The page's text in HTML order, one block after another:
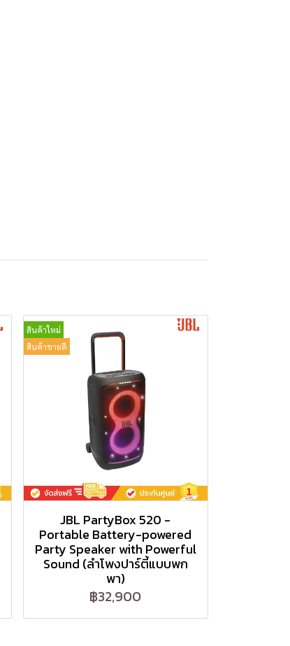
สินค้าใหม่
สินค้าขายดี
JBL PartyBox 520 -
Portable Battery-powered
Party Speaker with Powerful
Sound (ลำโพงปาร์ตี้แบบพก
พา)
฿32,900